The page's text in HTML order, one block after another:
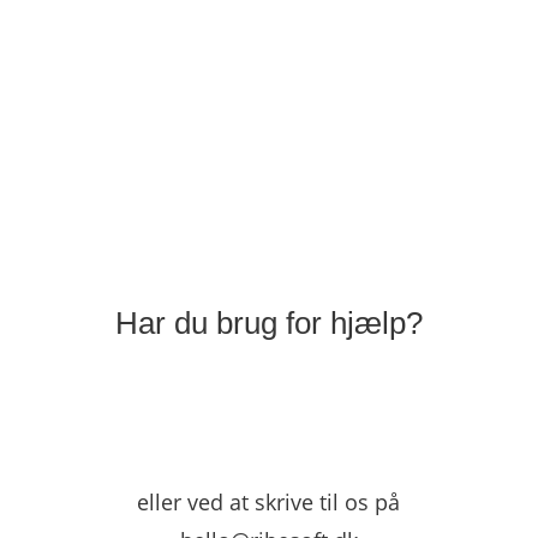
Har du brug for hjælp?
eller ved at skrive til os på